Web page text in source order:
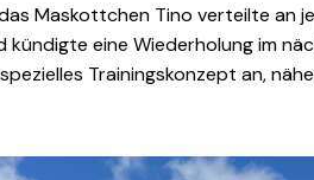
Maskottchen Tino verteilte an
eine Wiederholung im
Trainingskonzept an,